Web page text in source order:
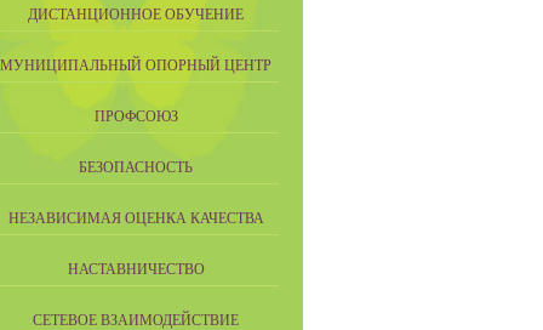
ДИСТАНЦИОННОЕ ОБУЧЕНИЕ
МУНИЦИПАЛЬНЫЙ ОПОРНЫЙ ЦЕНТР
ПРОФСОЮЗ
БЕЗОПАСНОСТЬ
НЕЗАВИСИМАЯ ОЦЕНКА КАЧЕСТВА
НАСТАВНИЧЕСТВО
СЕТЕВОЕ ВЗАИМОДЕЙСТВИЕ